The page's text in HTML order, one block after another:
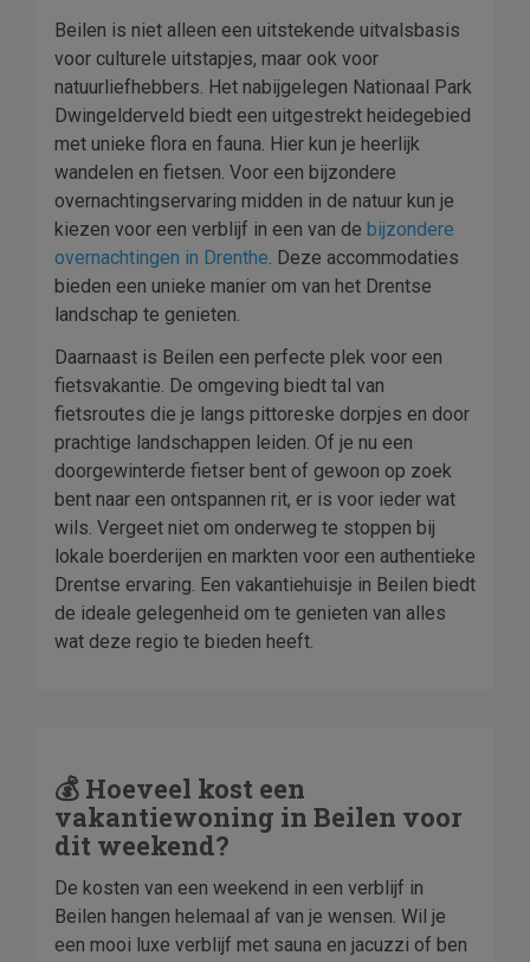
Beilen is niet alleen een uitstekende uitvalsbasis
voor culturele uitstapjes, maar ook voor
natuurliefhebbers. Het nabijgelegen Nationaal Park
Dwingelderveld biedt een uitgestrekt heidegebied
met unieke flora en fauna. Hier kun je heerlijk
wandelen en fietsen. Voor een bijzondere
overnachtingservaring midden in de natuur kun je
kiezen voor een verblijf in een van de bijzondere
overnachtingen in Drenthe. Deze accommodaties
bieden een unieke manier om van het Drentse
landschap te genieten.
Daarnaast is Beilen een perfecte plek voor een
fietsvakantie. De omgeving biedt tal van
fietsroutes die je langs pittoreske dorpjes en door
prachtige landschappen leiden. Of je nu een
doorgewinterde fietser bent of gewoon op zoek
bent naar een ontspannen rit, er is voor ieder wat
wils. Vergeet niet om onderweg te stoppen bij
lokale boerderijen en markten voor een authentieke
Drentse ervaring. Een vakantiehuisje in Beilen biedt
de ideale gelegenheid om te genieten van alles
wat deze regio te bieden heeft.
💰 Hoeveel kost een
vakantiewoning in Beilen voor
dit weekend?
De kosten van een weekend in een verblijf in
Beilen hangen helemaal af van je wensen. Wil je
een mooi luxe verblijf met sauna en jacuzzi of ben